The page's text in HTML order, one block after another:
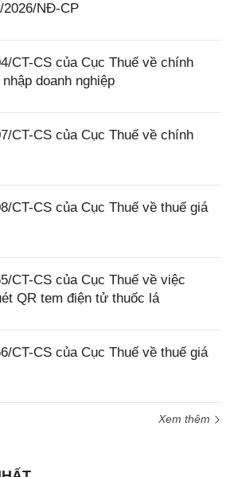
2026/NĐ-CP
CT-CS của Cục Thuế về chính
doanh nghiệp
CT-CS của Cục Thuế về chính
CT-CS của Cục Thuế về thuế giá
CT-CS của Cục Thuế về việc
QR tem điện tử thuốc lá
CT-CS của Cục Thuế về thuế giá
Xem thêm